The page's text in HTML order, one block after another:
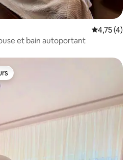
Note
4,75 (4)
et bain autoportant